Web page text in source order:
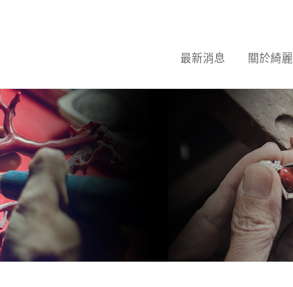
最新消息 關於綺麗